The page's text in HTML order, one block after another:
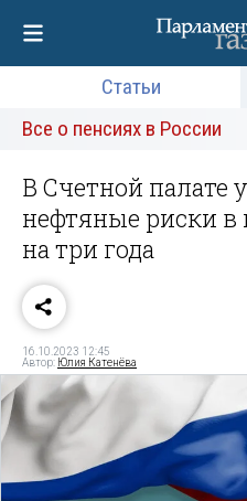
Статьи
Все о пенсиях в России
В Счетной палате
нефтяные риски в
на три года
16.10.2023 12:45
Автор: Юлия Катенёва